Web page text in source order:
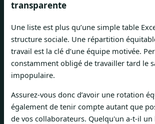
transparente
Une liste est plus qu’une simple table
structure sociale. Une répartition
travail est la clé d’une équipe motivée.
constamment obligé de travailler tard le
impopulaire.
Assurez-vous donc d’avoir une rotation
également de tenir compte autant que
de vos collaborateurs. Quelqu'un a-t-il